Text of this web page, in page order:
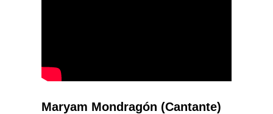
Maryam Mondragón (Cantante)